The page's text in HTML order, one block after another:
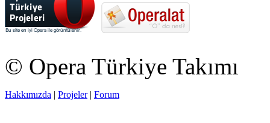
© Opera Türkiye Takımı
Hakkımızda | Projeler| Forum